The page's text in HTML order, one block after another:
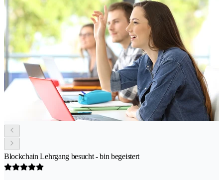
Blockchain Lehrgang besucht - bin begeistert